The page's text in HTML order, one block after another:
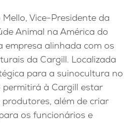
Vice-Presidente da
Animal na América do
empresa alinhada com os
da Cargill. Localizada
para a suinocultura no
permitirá à Cargill estar
além de criar
os funcionários e